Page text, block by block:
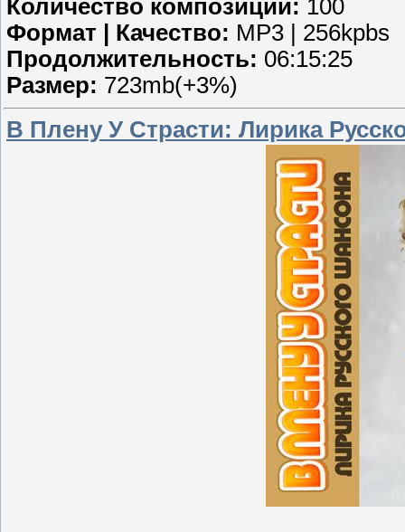
Количество композиций: 100
Формат | Качество: MP3 | 256kpbs
Продолжительность: 06:15:25
Размер: 723mb(+3%)
В Плену У Страсти: Лирика